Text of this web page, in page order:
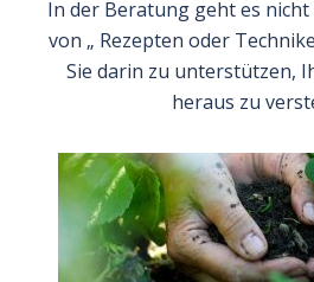
In der Beratung geht es
von „ Rezepten oder
Sie darin zu unterstützen,
heraus zu